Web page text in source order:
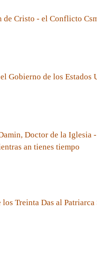
de Cristo - el Conflicto
Gobierno de los Estados
Doctor de la Iglesia
an tienes tiempo
Treinta Das al Patriarca